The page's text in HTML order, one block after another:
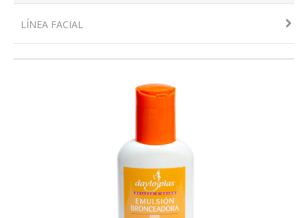
LÍNEA FACIAL